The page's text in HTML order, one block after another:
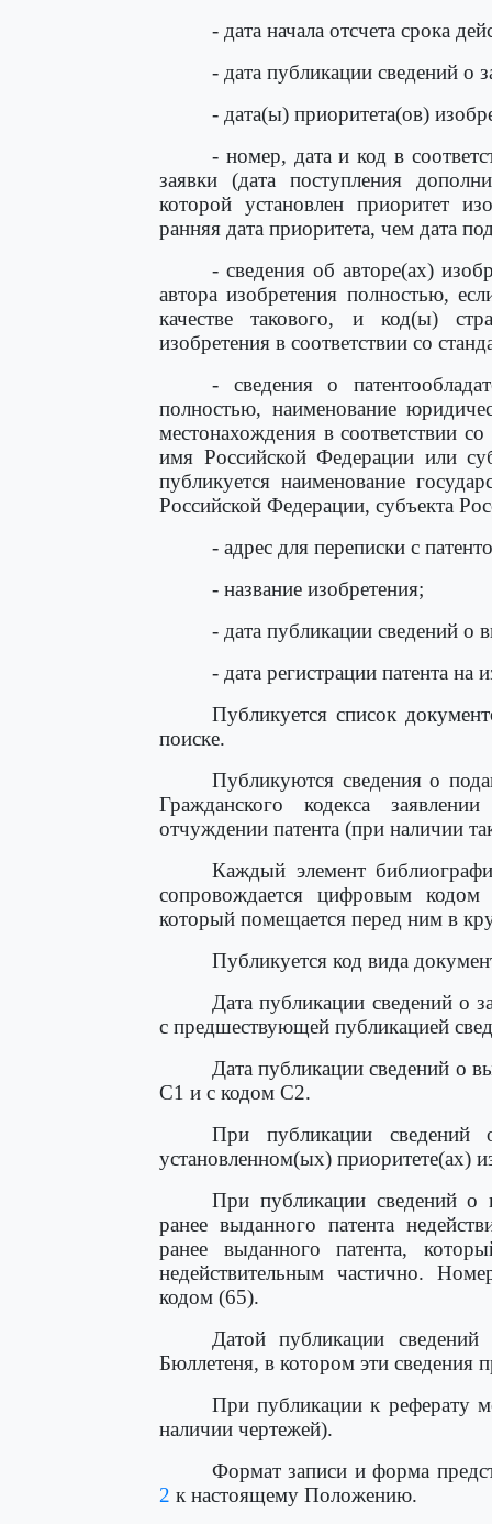
- дата начала отсчета срока
- дата публикации сведений о
- дата(ы) приоритета(ов)
- номер, дата и код в
заявки (дата поступления
которой установлен приоритет
ранняя дата приоритета, чем дата
- сведения об авторе(ах)
автора изобретения полностью,
качестве такового, и код(ы)
изобретения в соответствии со
- сведения о
полностью, наименование
местонахождения в соответствии
имя Российской Федерации или
публикуется наименование
Российской Федерации, субъекта
- адрес для переписки с
- название изобретения;
- дата публикации сведений о
- дата регистрации патента на
Публикуется список
поиске.
Публикуются сведения о
Гражданского кодекса
отчуждении патента (при наличии
Каждый элемент
сопровождается цифровым
который помещается перед ним в
Публикуется код вида
Дата публикации сведений о
с предшествующей публикацией
Дата публикации сведений о
С1 и с кодом С2.
При публикации сведений
установленном(ых) приоритете(ах)
При публикации сведений о
ранее выданного патента
ранее выданного патента,
недействительным частично.
кодом (65).
Датой публикации
Бюллетеня, в котором эти сведения
При публикации к реферату
наличии чертежей).
Формат записи и форма
2 к настоящему Положению.